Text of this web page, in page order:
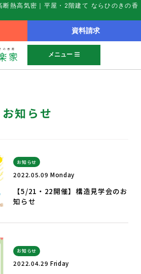
熱高気密｜平屋・2階建て ならひのきの香
資料請求
メニュー
お知らせ
お知らせ
2022.05.09 Monday
【5/21・22開催】構造見学会のお
知らせ
お知らせ
2022.04.29 Friday